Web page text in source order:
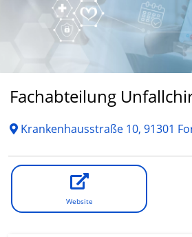
Finden
Fachabteilung
Krankenhausstraße 10, 91301
Website